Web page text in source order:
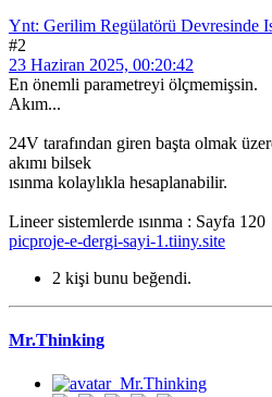
Ynt: Gerilim Regülatörü Devresinde
#2
23 Haziran 2025, 00:20:42
En önemli parametreyi ölçmemişsin.
Akım...
24V tarafından giren başta olmak
akımı bilsek
ısınma kolaylıkla hesaplanabilir.
Lineer sistemlerde ısınma : Sayfa 120
picproje-e-dergi-sayi-1.tiiny.site
2 kişi bunu beğendi.
Mr.Thinking